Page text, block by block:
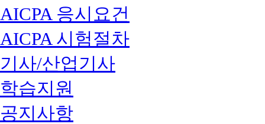
AICPA 응시요건
AICPA 시험절차
기사/산업기사
학습지원
공지사항